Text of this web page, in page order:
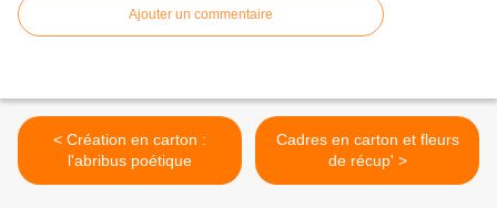
Ajouter un commentaire
< Création en carton :
l'abribus poétique
Cadres en carton et fleurs
de récup' >